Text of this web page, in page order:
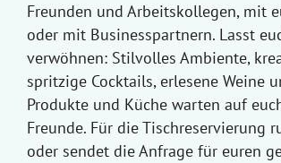
Freunden und Arbeitskollegen, mit
oder mit Businesspartnern. Lasst
verwöhnen: Stilvolles Ambiente,
spritzige Cocktails, erlesene Weine
Produkte und Küche warten auf
Freunde. Für die Tischreservierung
oder sendet die Anfrage für euren